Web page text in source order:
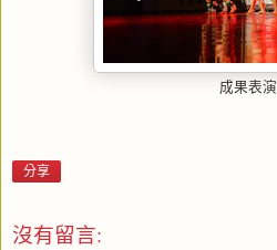
成果表演
分享
沒有留言: